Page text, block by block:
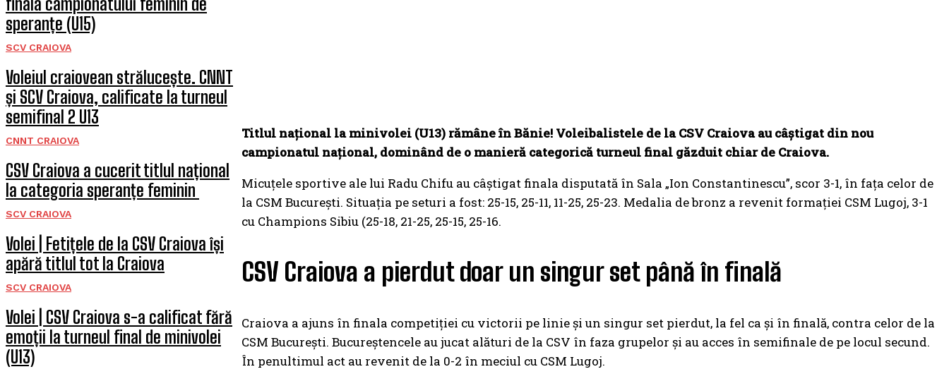
speranțe (U15)
SCV CRAIOVA
Voleiul craiovean strălucește. CNNT
și SCV Craiova, calificate la turneul
semifinal 2 U13
CNNT CRAIOVA
CSV Craiova a cucerit titlul național
la categoria speranțe feminin
SCV CRAIOVA
Volei | Fetițele de la CSV Craiova își
apără titlul tot la Craiova
SCV CRAIOVA
Volei | CSV Craiova s-a calificat fără
emoții la turneul final de minivolei
(U13)
Titlul național la minivolei (U13) rămâne în Bănie! Voleibalistele de la CSV Craiova au câștigat din nou
campionatul național, dominând de o manieră categorică turneul final găzduit chiar de Craiova.
Micuțele sportive ale lui Radu Chifu au câștigat finala disputată în Sala „Ion Constantinescu”, scor 3-1, în fața celor de
la CSM București. Situația pe seturi a fost: 25-15, 25-11, 11-25, 25-23. Medalia de bronz a revenit formației CSM Lugoj, 3-1
cu Champions Sibiu (25-18, 21-25, 25-15, 25-16.
CSV Craiova a pierdut doar un singur set până în finală
Craiova a ajuns în finala competiției cu victorii pe linie și un singur set pierdut, la fel ca și în finală, contra celor de la
CSM București. Bucureștencele au jucat alături de la CSV în faza grupelor și au acces în semifinale de pe locul secund.
În penultimul act au revenit de la 0-2 în meciul cu CSM Lugoj.